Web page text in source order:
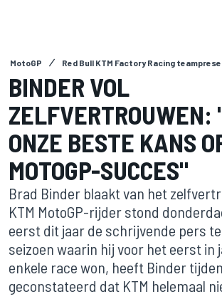
MotoGP Red Bull KTM Factory Racing
BINDER VOL
ZELFVERTROUWEN:
ONZE BESTE KANS
MOTOGP-SUCCES"
Brad Binder blaakt van het
KTM MotoGP-rijder stond
eerst dit jaar de schrijvende pers
seizoen waarin hij voor het eerst in
enkele race won, heeft Binder
geconstateerd dat KTM helemaal